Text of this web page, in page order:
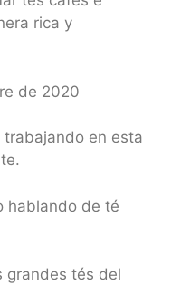
rica y
de 2020
en esta
hablando de té
grandes tés del